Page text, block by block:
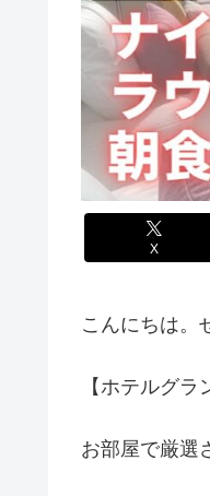
X
こんにちは。
【ホテルグ
お部屋で厳選